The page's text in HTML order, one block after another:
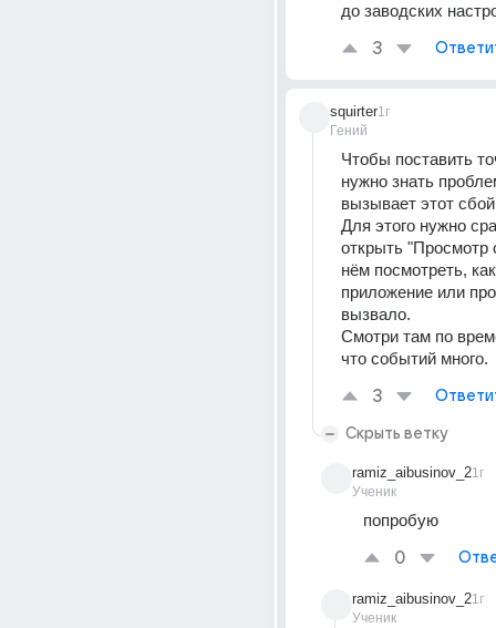
до заводских
3
squirter
Гений
1г
Чтобы поставить
нужно знать
вызывает этот
Для этого нужно
открыть "Просмотр
нём посмотреть,
приложение или
вызвало.
Смотри там по
что событий много.
3
Скрыть ветку
ramiz_aibusinov_2
Ученик
1г
попробую
0
ramiz_aibusinov_2
Ученик
1г